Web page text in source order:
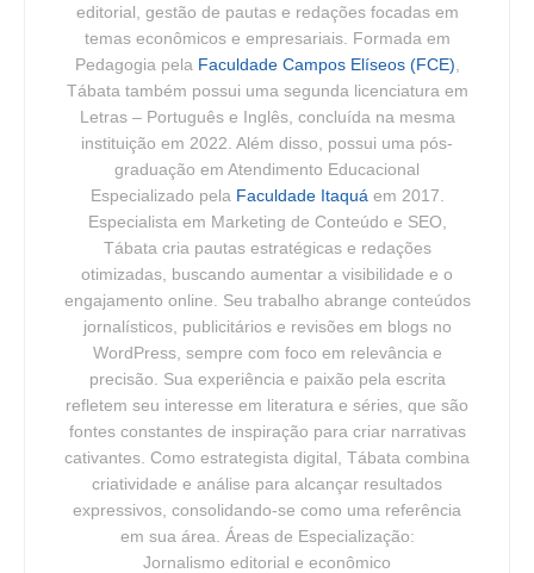
editorial, gestão de pautas e redações focadas em
temas econômicos e empresariais. Formada em
Pedagogia pela Faculdade Campos Elíseos (FCE)
Tábata também possui uma segunda licenciatura em
Letras – Português e Inglês, concluída na mesma
instituição em 2022. Além disso, possui uma pós-
graduação em Atendimento Educacional
Especializado pela Faculdade Itaquá em 2017.
Especialista em Marketing de Conteúdo e SEO,
Tábata cria pautas estratégicas e redações
otimizadas, buscando aumentar a visibilidade e o
engajamento online. Seu trabalho abrange conteúdos
jornalísticos, publicitários e revisões em blogs no
WordPress, sempre com foco em relevância e
precisão. Sua experiência e paixão pela escrita
refletem seu interesse em literatura e séries, que são
fontes constantes de inspiração para criar narrativas
cativantes. Como estrategista digital, Tábata combina
criatividade e análise para alcançar resultados
expressivos, consolidando-se como uma referência
em sua área. Áreas de Especialização:
Jornalismo editorial e econômico